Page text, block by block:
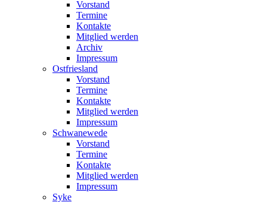
Vorstand
Termine
Kontakte
Mitglied werden
Archiv
Impressum
Ostfriesland
Vorstand
Termine
Kontakte
Mitglied werden
Impressum
Schwanewede
Vorstand
Termine
Kontakte
Mitglied werden
Impressum
Syke